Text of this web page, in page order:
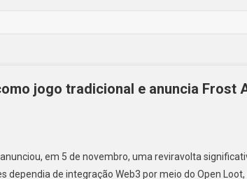
jogo tradicional e anuncia Frost
em 5 de novembro, uma reviravolta
dependia de integração Web3 por meio do Open